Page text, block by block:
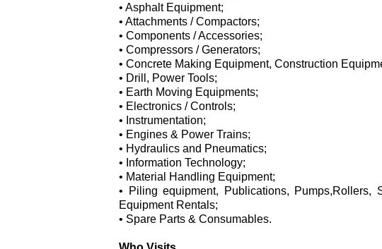
• Asphalt Equipment;
• Attachments / Compactors;
• Components / Accessories;
• Compressors / Generators;
• Concrete Making Equipment, Construction
• Drill, Power Tools;
• Earth Moving Equipments;
• Electronics / Controls;
• Instrumentation;
• Engines & Power Trains;
• Hydraulics and Pneumatics;
• Information Technology;
• Material Handling Equipment;
• Piling equipment, Publications, Pumps,Rollers,
Equipment Rentals;
• Spare Parts & Consumables.